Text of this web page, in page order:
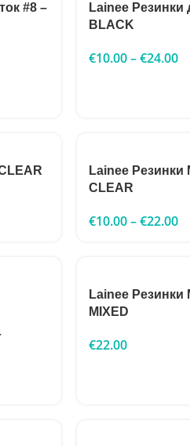
#8 –
Lainee Резинки
BLACK
€10.00–€24.00
Lainee Резинки
CLEAR
€10.00–€22.00
Lainee Резинки
MIXED
€22.00